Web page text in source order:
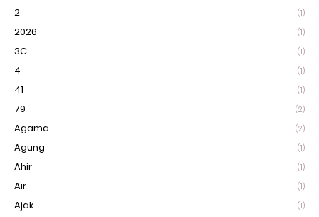
2 (1)
2026 (1)
3C (1)
4 (1)
41 (1)
79 (2)
Agama (2)
Agung (1)
Ahir (1)
Air (1)
Ajak (1)